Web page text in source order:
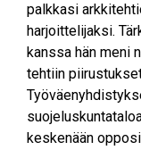
palkkasi
harjoittelijaksi.
kanssa hän meni
tehtiin
keskenään